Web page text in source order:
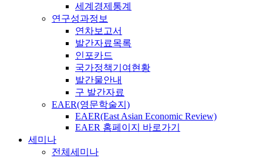
세계경제통계
연구성과정보
연차보고서
발간자료목록
인포카드
국가정책기여현황
발간물안내
구 발간자료
EAER(영문학술지)
EAER(East Asian Economic Review)
EAER 홈페이지 바로가기
세미나
전체세미나